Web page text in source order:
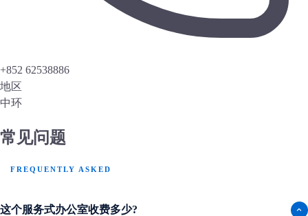
+852 62538886
地区
中环
常见问题
FREQUENTLY ASKED
这个服务式办公室收费多少?